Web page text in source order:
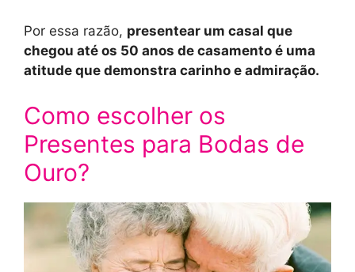
Por essa razão, presentear um casal que
chegou até os 50 anos de casamento é uma
atitude que demonstra carinho e admiração.
Como escolher os
Presentes para Bodas de
Ouro?